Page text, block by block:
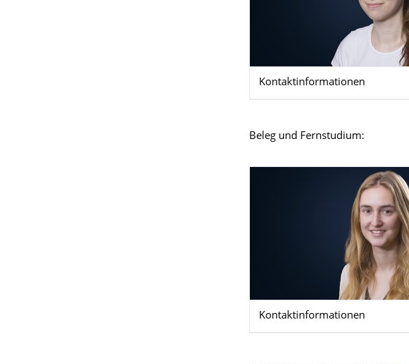
Kontaktinformationen
Beleg und Fernstudium:
Kontaktinformationen